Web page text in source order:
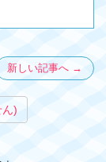
新しい記事へ →
)